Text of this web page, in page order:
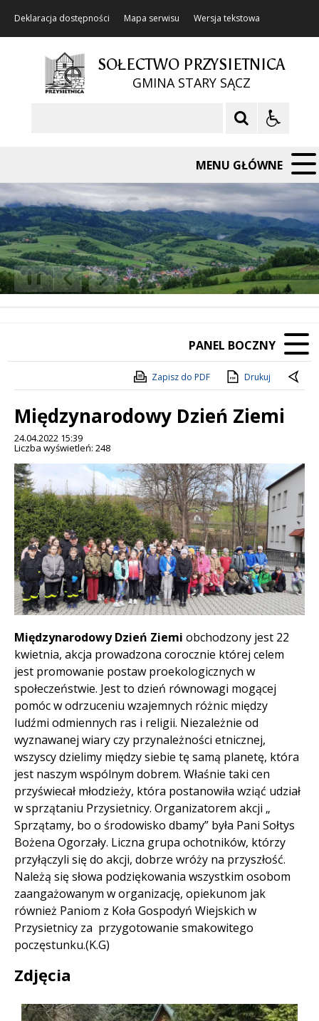
Deklaracja dostępności Mapa serwisu Wersja tekstowa
SOŁECTWO PRZYSIETNICA
GMINA STARY SĄCZ
MENU GŁÓWNE
Poprzedni Element
Następny Element
❚❚
PANEL BOCZNY
Zapisz do PDF Drukuj
Międzynarodowy Dzień Ziemi
24.04.2022 15:39
Liczba wyświetleń: 248
Treść
Międzynarodowy Dzień Ziemi obchodzony jest 22
kwietnia, akcja prowadzona corocznie której celem
jest promowanie postaw proekologicznych w
społeczeństwie. Jest to dzień równowagi mogącej
pomóc w odrzuceniu wzajemnych różnic między
ludźmi odmiennych ras i religii. Niezależnie od
wyznawanej wiary czy przynależności etnicznej,
wszyscy dzielimy między siebie tę samą planetę, która
jest naszym wspólnym dobrem. Właśnie taki cen
przyświecał młodzieży, która postanowiła wziąć udział
w sprzątaniu Przysietnicy. Organizatorem akcji „
Sprzątamy, bo o środowisko dbamy” była Pani Sołtys
Bożena Ogorzały. Liczna grupa ochotników, którzy
przyłączyli się do akcji, dobrze wróży na przyszłość.
Należą się słowa podziękowania wszystkim osobom
zaangażowanym w organizację, opiekunom jak
również Paniom z Koła Gospodyń Wiejskich w
Przysietnicy za przygotowanie smakowitego
poczęstunku.(K.G)
Zdjęcia